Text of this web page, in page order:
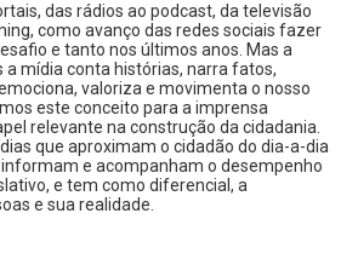
das rádios ao podcast, da televisão
como avanço das redes sociais fazer
e tanto nos últimos anos. Mas a
a mídia conta histórias, narra fatos,
valoriza e movimenta o nosso
este conceito para a imprensa
relevante na construção da cidadania.
que aproximam o cidadão do dia-a-dia
e acompanham o desempenho
e tem como diferencial, a
e sua realidade.